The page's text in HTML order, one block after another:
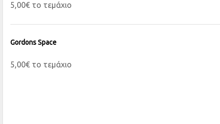
5,00€ το τεμάχιο
Gordons Space
5,00€ το τεμάχιο